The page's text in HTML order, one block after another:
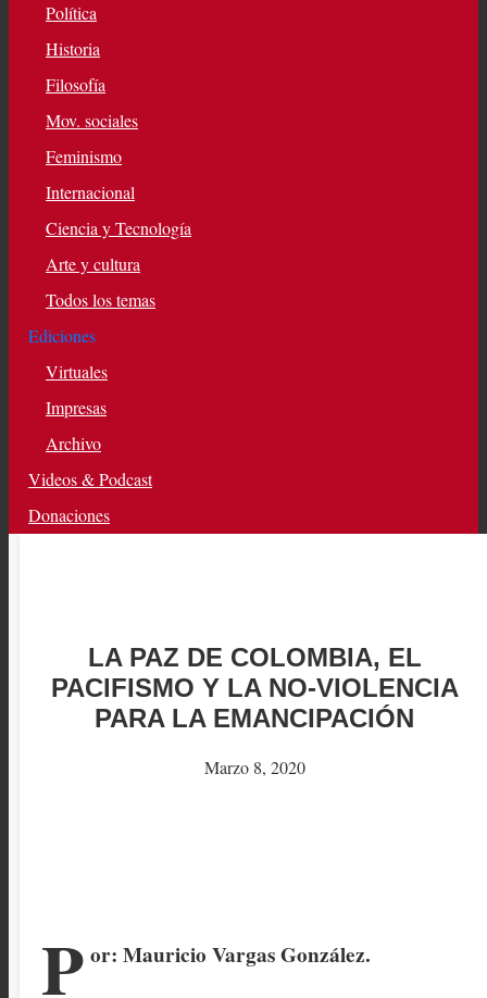
Política
Historia
Filosofía
Mov. sociales
Feminismo
Internacional
Ciencia y Tecnología
Arte y cultura
Todos los temas
Ediciones
Virtuales
Impresas
Archivo
Videos & Podcast
Donaciones
LA PAZ DE COLOMBIA, EL
PACIFISMO Y LA NO-VIOLENCIA
PARA LA EMANCIPACIÓN
Marzo 8, 2020
P or: Mauricio Vargas González.